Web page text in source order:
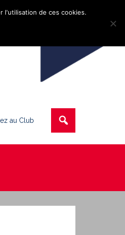
au Club
l'utilisation de ces cookies.